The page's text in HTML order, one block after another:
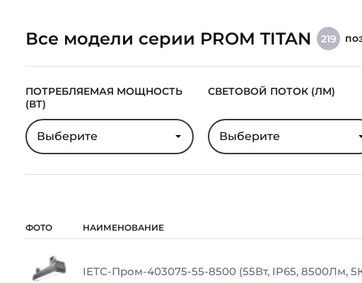
Все модели серии PROM TITAN 219
ПОТРЕБЛЯЕМАЯ МОЩНОСТЬ
(ВТ)
Выберите
СВЕТОВОЙ ПОТОК (ЛМ)
Выберите
ФОТО НАИМЕНОВАНИЕ
IETC-Пром-403075-55-8500 (55Вт, IP65, 8500Лм,